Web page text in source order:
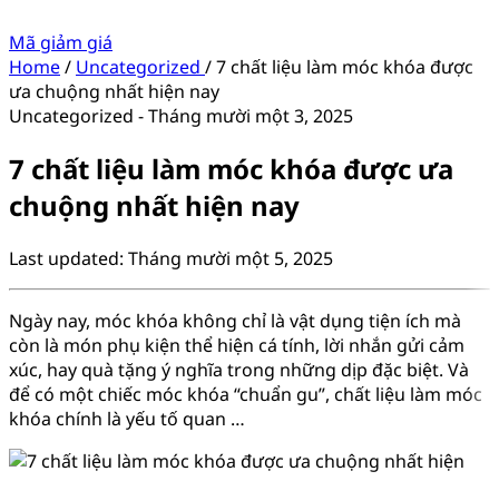
Mã giảm giá
Home/ Uncategorized /7 chất liệu làm móc khóa được
ưa chuộng nhất hiện nay
Uncategorized -Tháng mười một 3, 2025
7 chất liệu làm móc khóa được ưa
chuộng nhất hiện nay
Last updated: Tháng mười một 5, 2025
Ngày nay, móc khóa không chỉ là vật dụng tiện ích mà
còn là món phụ kiện thể hiện cá tính, lời nhắn gửi cảm
xúc, hay quà tặng ý nghĩa trong những dịp đặc biệt. Và
để có một chiếc móc khóa “chuẩn gu”, chất liệu làm móc
khóa chính là yếu tố quan …